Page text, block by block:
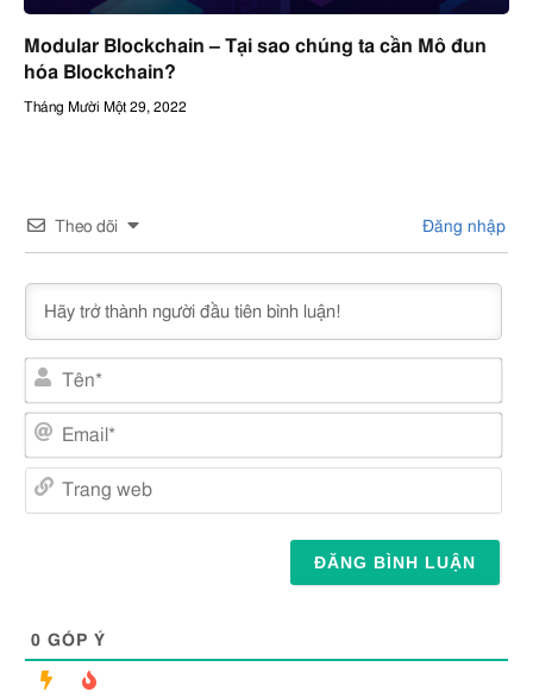
Modular Blockchain – Tại sao chúng ta cần Mô đun
hóa Blockchain?
Tháng Mười Một 29, 2022
Theo dõi Đăng nhập
0 GÓP Ý